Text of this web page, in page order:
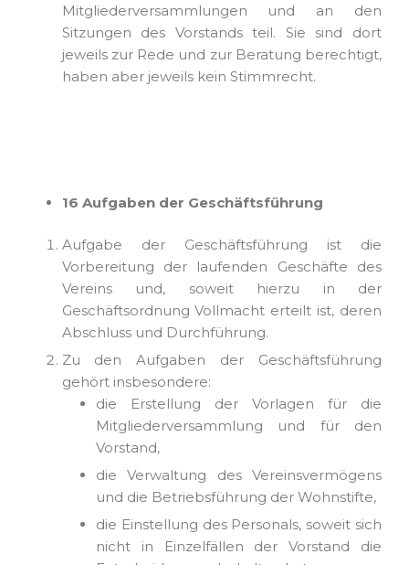
Mitgliederversammlungen und an den
Sitzungen des Vorstands teil. Sie sind dort
jeweils zur Rede und zur Beratung berechtigt,
haben aber jeweils kein Stimmrecht.
16 Aufgaben der Geschäftsführung
Aufgabe der Geschäftsführung ist die
Vorbereitung der laufenden Geschäfte des
Vereins und, soweit hierzu in der
Geschäftsordnung Vollmacht erteilt ist, deren
Abschluss und Durchführung.
Zu den Aufgaben der Geschäftsführung
gehört insbesondere:
die Erstellung der Vorlagen für die
Mitgliederversammlung und für den
Vorstand,
die Verwaltung des Vereinsvermögens
und die Betriebsführung der Wohnstifte,
die Einstellung des Personals, soweit sich
nicht in Einzelfällen der Vorstand die